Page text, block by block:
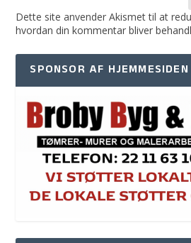
Dette site anvender Akismet til at
hvordan din kommentar bliver
SPONSOR AF HJEMMESIDEN